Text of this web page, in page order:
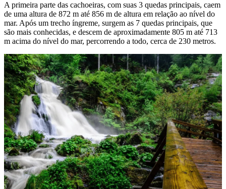
A primeira parte das cachoeiras, com suas 3 quedas principais, caem
de uma altura de 872 m até 856 m de altura em relação ao nível do
mar. Após um trecho íngreme, surgem as 7 quedas principais, que
são mais conhecidas, e descem de aproximadamente 805 m até 713
m acima do nível do mar, percorrendo a todo, cerca de 230 metros.